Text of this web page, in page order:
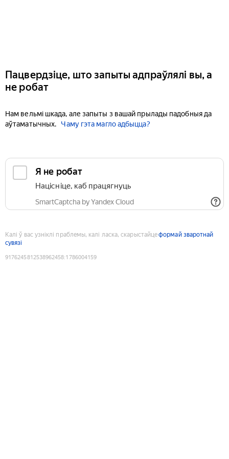
Пацвердзіце, што запыты адпраўлялі вы, а
не робат
Нам вельмі шкада, але запыты з вашай прылады падобныя да
аўтаматычных.
Чаму гэта магло адбыцца?
Я не робат
Націсніце, каб працягнуць
SmartCaptcha by Yandex Cloud
Калі ў вас узніклі праблемы, калі ласка, скарыстайцеформай зваротнай
сувязі
9176245812538962458:1786004159